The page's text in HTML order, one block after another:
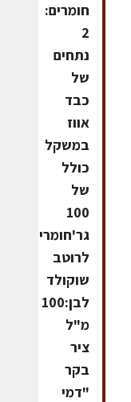
חומרים:
2
נתחים
של
כבד
אווז
במשקל
כולל
של
100
גר'חומרים
לרוטב
שוקולד
לבן:100
מ"ל
ציר
בקר
"דמי